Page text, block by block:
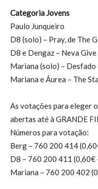
Categoria Jovens
Paulo Junqueiro
D8 (solo) – Pray, de The
D8 e Dengaz – Neva
Mariana (solo) – Desfado
Mariana e Áurea – The
As votações para eleger
abertas até à GRANDE
Números para votação:
Berg – 760 200 414
D8 – 760 200 411 (0,60€
Mariana – 760 200 402